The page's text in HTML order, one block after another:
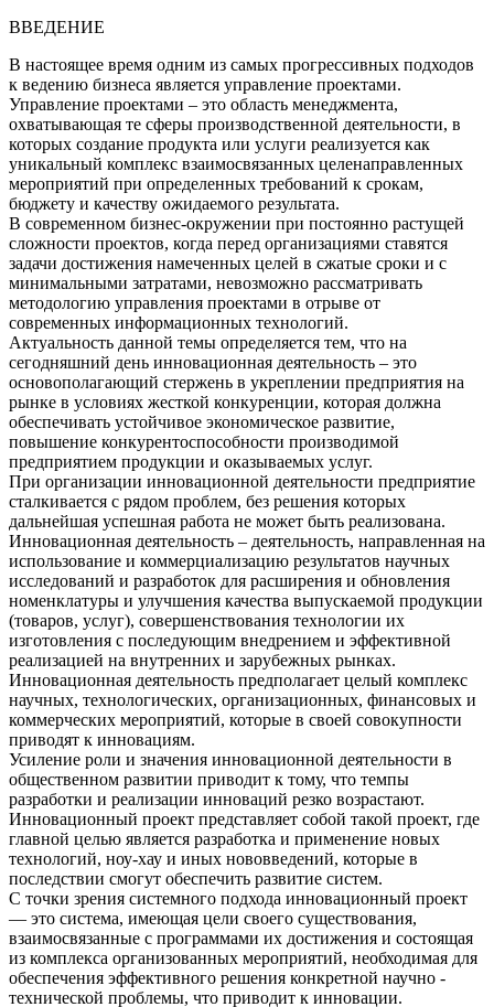
ВВЕДЕНИЕ
В настоящее время одним из самых прогрессивных подходов
к ведению бизнеса является управление проектами.
Управление проектами – это область менеджмента,
охватывающая те сферы производственной деятельности, в
которых создание продукта или услуги реализуется как
уникальный комплекс взаимосвязанных целенаправленных
мероприятий при определенных требований к срокам,
бюджету и качеству ожидаемого результата.
В современном бизнес-окружении при постоянно растущей
сложности проектов, когда перед организациями ставятся
задачи достижения намеченных целей в сжатые сроки и с
минимальными затратами, невозможно рассматривать
методологию управления проектами в отрыве от
современных информационных технологий.
Актуальность данной темы определяется тем, что на
сегодняшний день инновационная деятельность – это
основополагающий стержень в укреплении предприятия на
рынке в условиях жесткой конкуренции, которая должна
обеспечивать устойчивое экономическое развитие,
повышение конкурентоспособности производимой
предприятием продукции и оказываемых услуг.
При организации инновационной деятельности предприятие
сталкивается с рядом проблем, без решения которых
дальнейшая успешная работа не может быть реализована.
Инновационная деятельность – деятельность, направленная на
использование и коммерциализацию результатов научных
исследований и разработок для расширения и обновления
номенклатуры и улучшения качества выпускаемой продукции
(товаров, услуг), совершенствования технологии их
изготовления с последующим внедрением и эффективной
реализацией на внутренних и зарубежных рынках.
Инновационная деятельность предполагает целый комплекс
научных, технологических, организационных, финансовых и
коммерческих мероприятий, которые в своей совокупности
приводят к инновациям.
Усиление роли и значения инновационной деятельности в
общественном развитии приводит к тому, что темпы
разработки и реализации инноваций резко возрастают.
Инновационный проект представляет собой такой проект, где
главной целью является разработка и применение новых
технологий, ноу-хау и иных нововведений, которые в
последствии смогут обеспечить развитие систем.
С точки зрения системного подхода инновационный проект
— это система, имеющая цели своего существования,
взаимосвязанные с программами их достижения и состоящая
из комплекса организованных мероприятий, необходимая для
обеспечения эффективного решения конкретной научно -
технической проблемы, что приводит к инновации.